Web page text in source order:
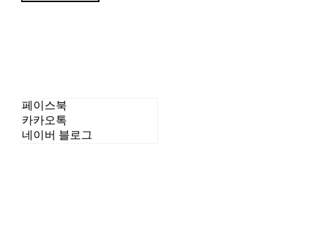
페이스북
카카오톡
네이버 블로그